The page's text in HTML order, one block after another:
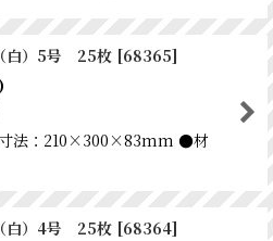
白）5号 25枚 [68365]
法：210×300×83mm ●材
白）4号 25枚 [68364]